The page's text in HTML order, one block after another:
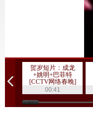
贺岁短片：成龙
+姚明+巴菲特
[CCTV网络春晚]
00:41